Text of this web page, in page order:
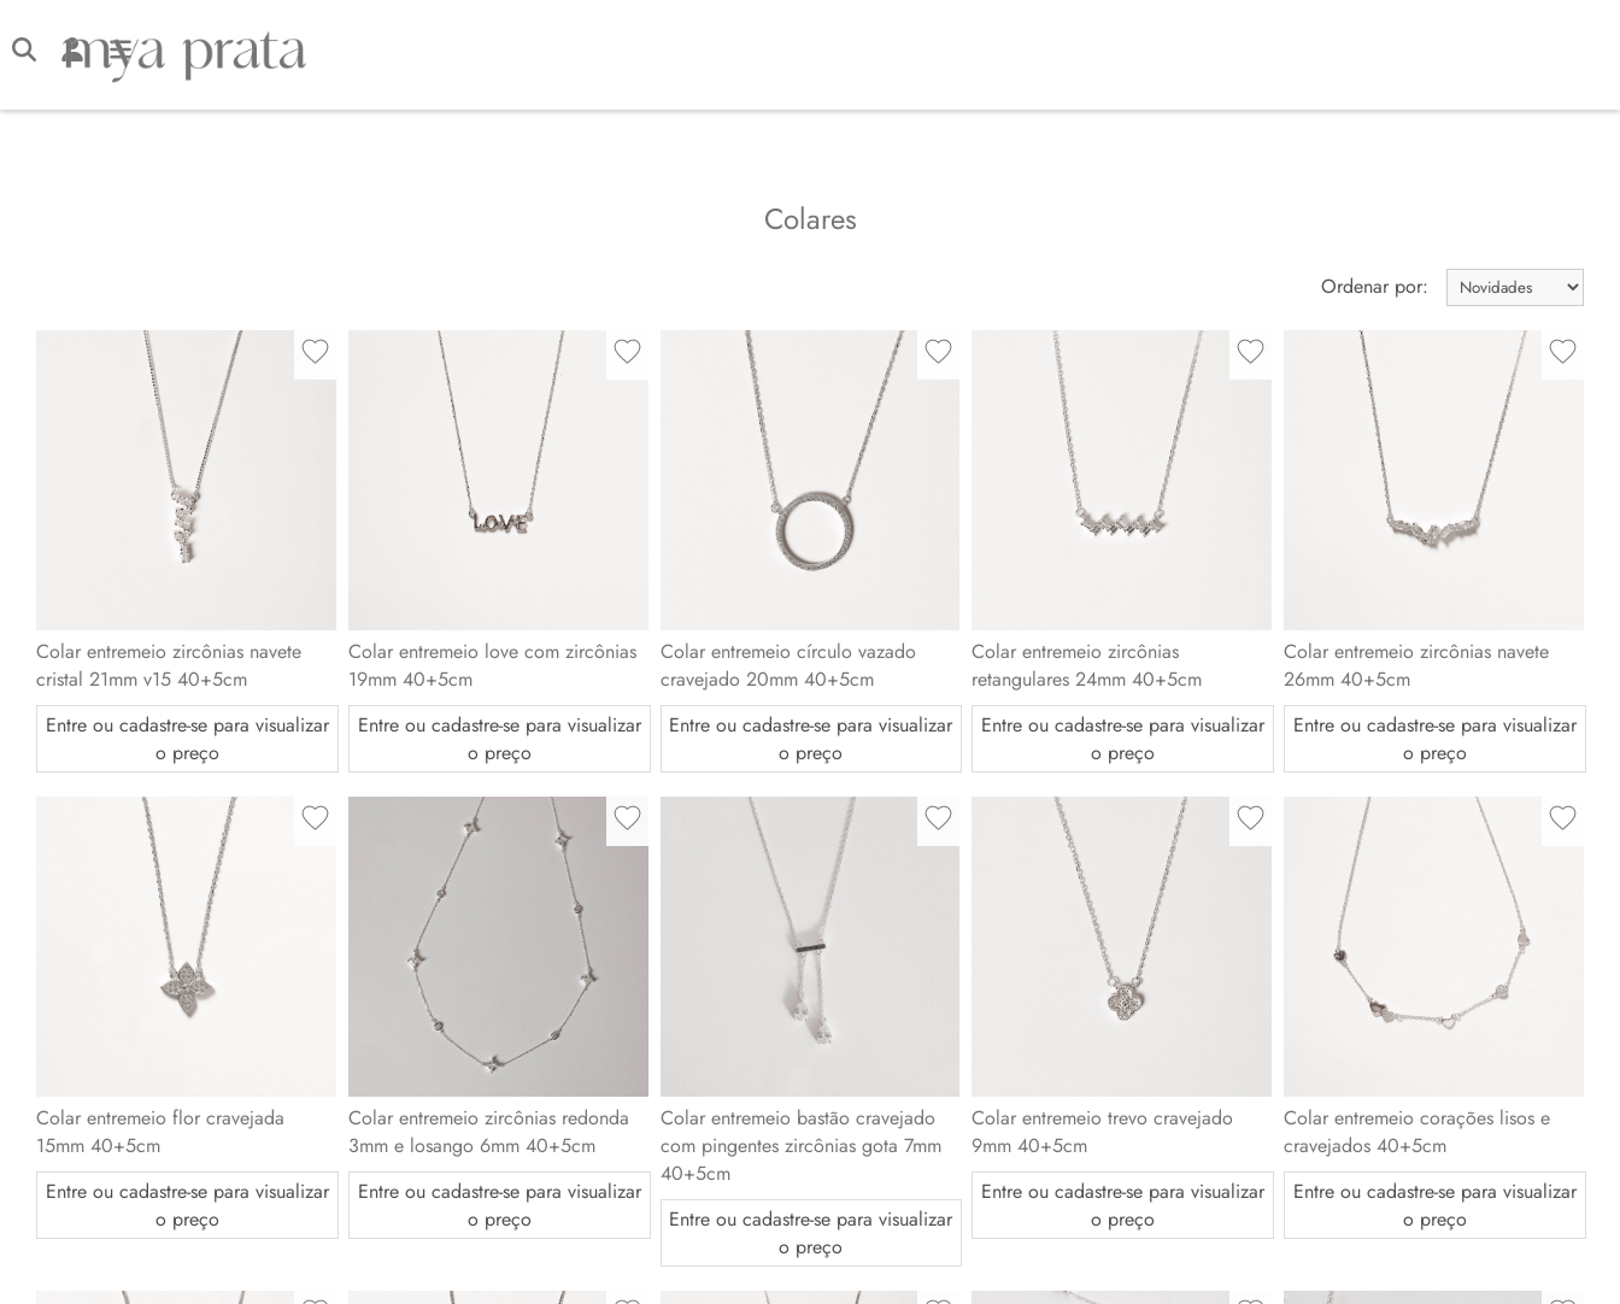
Colares
Ordenar por:
Colar entremeio zircônias navete
cristal 21mm v15 40+5cm
Entre ou cadastre-se para visualizar
o preço
Colar entremeio love com zircônias
19mm 40+5cm
Entre ou cadastre-se para visualizar
o preço
Colar entremeio círculo vazado
cravejado 20mm 40+5cm
Entre ou cadastre-se para visualizar
o preço
Colar entremeio zircônias
retangulares 24mm 40+5cm
Entre ou cadastre-se para visualizar
o preço
Colar entremeio zircônias navete
26mm 40+5cm
Entre ou cadastre-se para visualizar
o preço
Colar entremeio flor cravejada
15mm 40+5cm
Entre ou cadastre-se para visualizar
o preço
Colar entremeio zircônias redonda
3mm e losango 6mm 40+5cm
Entre ou cadastre-se para visualizar
o preço
Colar entremeio bastão cravejado
com pingentes zircônias gota 7mm
40+5cm
Entre ou cadastre-se para visualizar
o preço
Colar entremeio trevo cravejado
9mm 40+5cm
Entre ou cadastre-se para visualizar
o preço
Colar entremeio corações lisos e
cravejados 40+5cm
Entre ou cadastre-se para visualizar
o preço